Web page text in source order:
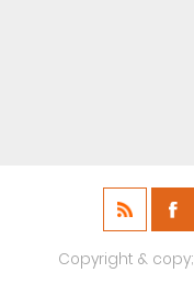
Copyright & copy;